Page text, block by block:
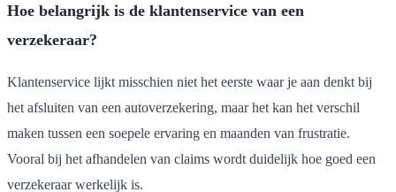
Hoe belangrijk is de klantenservice van een
verzekeraar?
Klantenservice lijkt misschien niet het eerste waar je aan denkt bij
het afsluiten van een autoverzekering, maar het kan het verschil
maken tussen een soepele ervaring en maanden van frustratie.
Vooral bij het afhandelen van claims wordt duidelijk hoe goed een
verzekeraar werkelijk is.